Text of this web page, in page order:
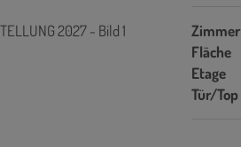
Zimmer
Fläche
Etage
Tür/Top